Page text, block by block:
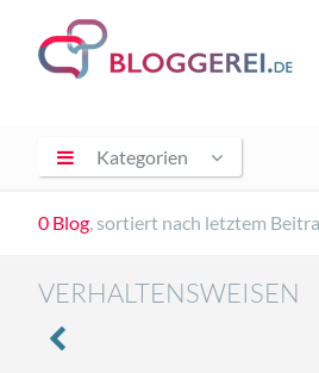
Kategorien
0 Blog, sortiert nach letztem
VERHALTENSWEISEN